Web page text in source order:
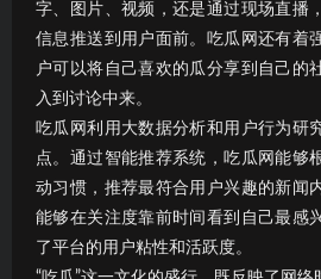
字、图片、视频，还是通过现场直播
信息推送到用户面前。吃瓜网还有着
户可以将自己喜欢的瓜分享到自己的
入到讨论中来。
吃瓜网利用大数据分析和用户行为研
点。通过智能推荐系统，吃瓜网能够
动习惯，推荐最符合用户兴趣的新闻
能够在关注度靠前时间看到自己最感
了平台的用户粘性和活跃度。